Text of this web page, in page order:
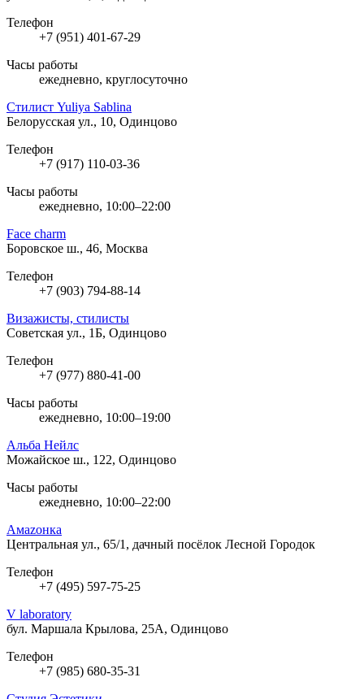
Телефон
+7 (951) 401-67-29
Часы работы
ежедневно, круглосуточно
Стилист Yuliya Sablina
Белорусская ул., 10, Одинцово
Телефон
+7 (917) 110-03-36
Часы работы
ежедневно, 10:00–22:00
Face charm
Боровское ш., 46, Москва
Телефон
+7 (903) 794-88-14
Визажисты, стилисты
Советская ул., 1Б, Одинцово
Телефон
+7 (977) 880-41-00
Часы работы
ежедневно, 10:00–19:00
Альба Нейлс
Можайское ш., 122, Одинцово
Часы работы
ежедневно, 10:00–22:00
Амаzонка
Центральная ул., 65/1, дачный посёлок Лесной Городок
Телефон
+7 (495) 597-75-25
V laboratory
бул. Маршала Крылова, 25А, Одинцово
Телефон
+7 (985) 680-35-31